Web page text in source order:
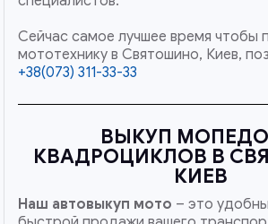
Сейчас самое лучшее время чтобы
мототехнику в Святошино, Киев,
+38(073) 311-33-33
ВЫКУП
КВАДРОЦИКЛОВ В
КИЕВ
Наш автовыкуп мото – это